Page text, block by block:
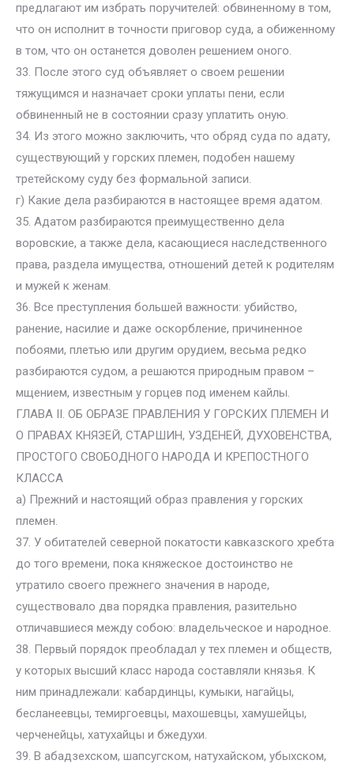
предлагают им избрать поручителей: обвиненному в том,
что он исполнит в точности приговор суда, а обиженному
в том, что он останется доволен решением оного.
33. После этого суд объявляет о своем решении
тяжущимся и назначает сроки уплаты пени, если
обвиненный не в состоянии сразу уплатить оную.
34. Из этого можно заключить, что обряд суда по адату,
существующий у горских племен, подобен нашему
третейскому суду без формальной записи.
г) Какие дела разбираются в настоящее время адатом.
35. Адатом разбираются преимущественно дела
воровские, а также дела, касающиеся наследственного
права, раздела имущества, отношений детей к родителям
и мужей к женам.
36. Все преступления большей важности: убийство,
ранение, насилие и даже оскорбление, причиненное
побоями, плетью или другим орудием, весьма редко
разбираются судом, а решаются природным правом –
мщением, известным у горцев под именем кайлы.
ГЛАВА II. ОБ ОБРАЗЕ ПРАВЛЕНИЯ У ГОРСКИХ ПЛЕМЕН И
О ПРАВАХ КНЯЗЕЙ, СТАРШИН, УЗДЕНЕЙ, ДУХОВЕНСТВА,
ПРОСТОГО СВОБОДНОГО НАРОДА И КРЕПОСТНОГО
КЛАССА
а) Прежний и настоящий образ правления у горских
племен.
37. У обитателей северной покатости кавказского хребта
до того времени, пока княжеское достоинство не
утратило своего прежнего значения в народе,
существовало два порядка правления, разительно
отличавшиеся между собою: владельческое и народное.
38. Первый порядок преобладал у тех племен и обществ,
у которых высший класс народа составляли князья. К
ним принадлежали: кабардинцы, кумыки, нагайцы,
бесланеевцы, темиргоевцы, махошевцы, хамушейцы,
черченейцы, хатухайцы и бжедухи.
39. В абадзехском, шапсугском, натухайском, убыхском,